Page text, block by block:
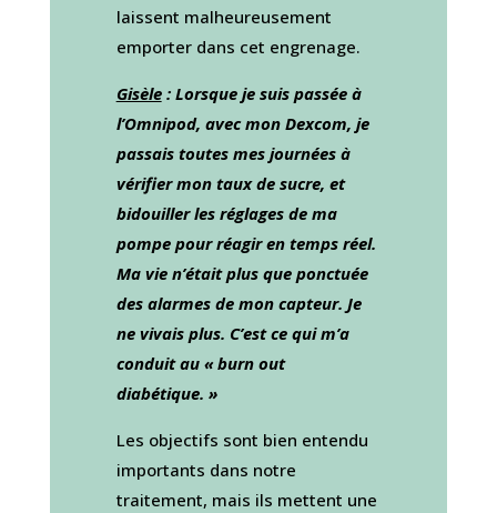
laissent malheureusement
emporter dans cet engrenage.
Gisèle: Lorsque je suis passée à
l’Omnipod, avec mon Dexcom, je
passais toutes mes journées à
vérifier mon taux de sucre, et
bidouiller les réglages de ma
pompe pour réagir en temps réel.
Ma vie n’était plus que ponctuée
des alarmes de mon capteur. Je
ne vivais plus. C’est ce qui m’a
conduit au « burn out
diabétique. »
Les objectifs sont bien entendu
importants dans notre
traitement, mais ils mettent une